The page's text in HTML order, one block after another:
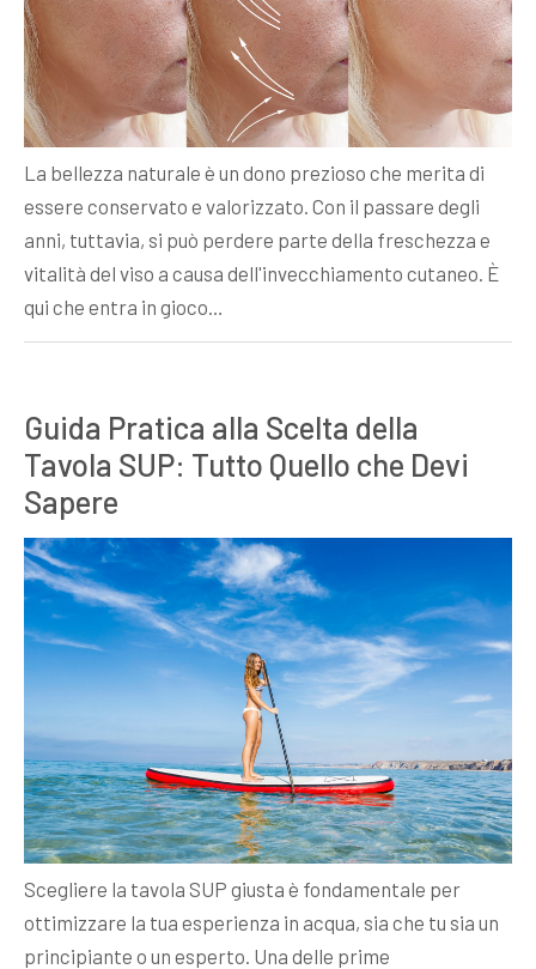
La bellezza naturale è un dono prezioso che merita di
essere conservato e valorizzato. Con il passare degli
anni, tuttavia, si può perdere parte della freschezza e
vitalità del viso a causa dell'invecchiamento cutaneo. È
qui che entra in gioco…
Guida Pratica alla Scelta della
Tavola SUP: Tutto Quello che Devi
Sapere
Scegliere la tavola SUP giusta è fondamentale per
ottimizzare la tua esperienza in acqua, sia che tu sia un
principiante o un esperto. Una delle prime